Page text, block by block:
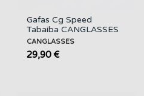
Gafas Cg Speed
Tabaiba CANGLASSES
CANGLASSES
29,90 €